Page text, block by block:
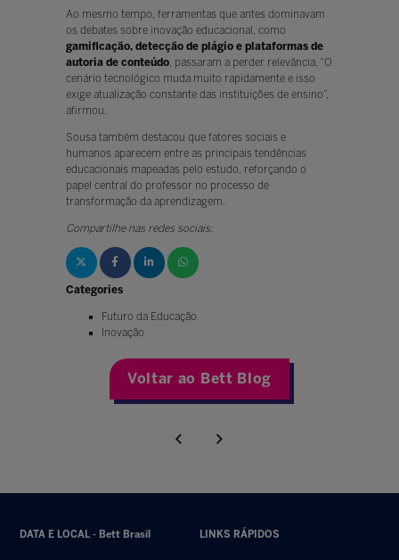
Ao mesmo tempo, ferramentas que antes dominavam
os debates sobre inovação educacional, como
gamificação, detecção de plágio e plataformas de
autoria de conteúdo, passaram a perder relevância. “O
cenário tecnológico muda muito rapidamente e isso
exige atualização constante das instituições de ensino”,
afirmou.
Sousa também destacou que fatores sociais e
humanos aparecem entre as principais tendências
educacionais mapeadas pelo estudo, reforçando o
papel central do professor no processo de
transformação da aprendizagem.
Compartilhe nas redes sociais:
Categories
Futuro da Educação
Inovação
Voltar ao Bett Blog
DATA E LOCAL - Bett Brasil LINKS RÁPIDOS